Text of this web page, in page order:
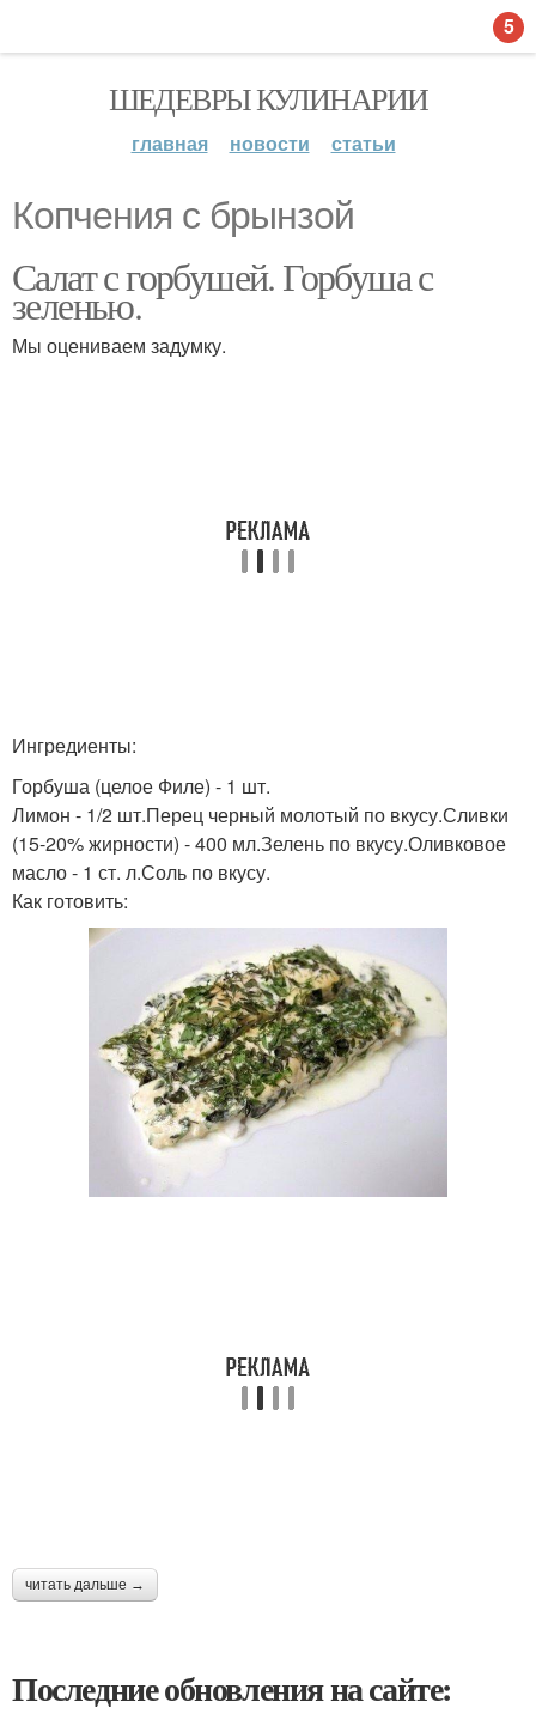
ШЕДЕВРЫ КУЛИНАРИИ
главная новости статьи
Копчения с брынзой
Салат с горбушей. Горбуша с
зеленью.
Мы оцениваем задумку.
Ингредиенты:
Горбуша (целое Филе) - 1 шт.
Лимон - 1/2 шт.Перец черный молотый по вкусу.Сливки
(15-20% жирности) - 400 мл.Зелень по вкусу.Оливковое
масло - 1 ст. л.Соль по вкусу.
Как готовить:
читать дальше →
Последние обновления на сайте:
5